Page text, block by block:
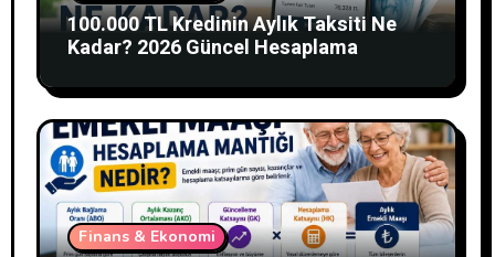
100.000 TL Kredinin Aylık Taksiti Ne
Kadar? 2026 Güncel Hesaplama
Finans & Ekonomi